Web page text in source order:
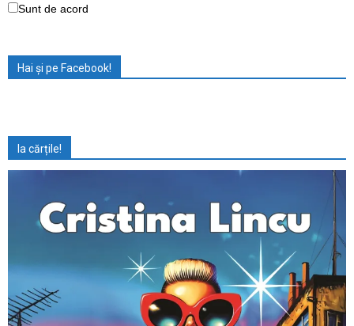
Sunt de acord
Hai și pe Facebook!
Ia cărțile!